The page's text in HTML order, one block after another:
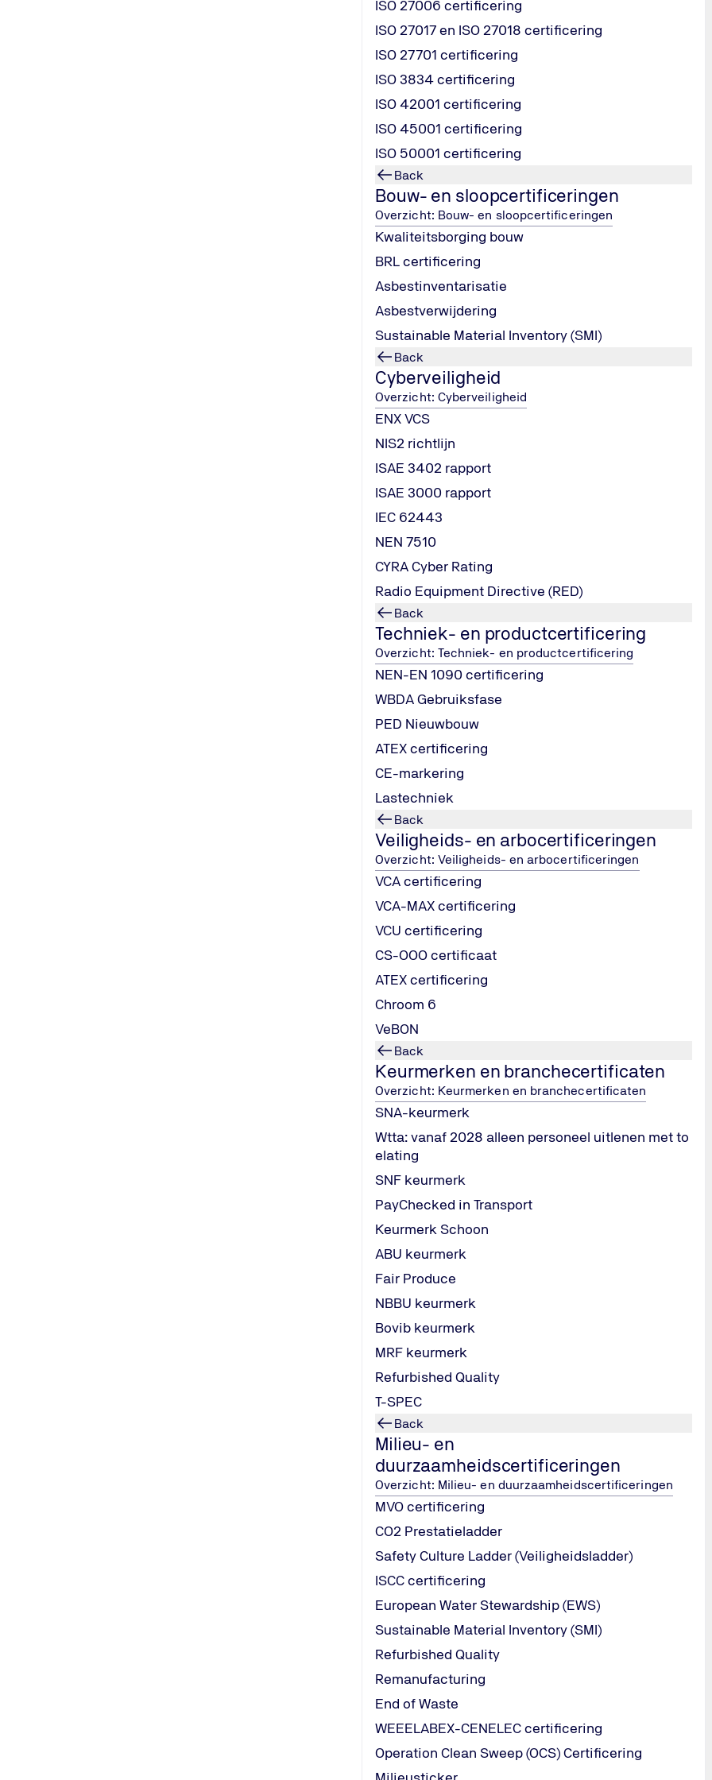
ISO 27006 certificering
ISO 27017 en ISO 27018 certificering
ISO 27701 certificering
ISO 3834 certificering
ISO 42001 certificering
ISO 45001 certificering
ISO 50001 certificering
Back
Bouw- en sloopcertificeringen
Overzicht: Bouw- en sloopcertificeringen
Kwaliteitsborging bouw
BRL certificering
Asbestinventarisatie
Asbestverwijdering
Sustainable Material Inventory (SMI)
Back
Cyberveiligheid
Overzicht: Cyberveiligheid
ENX VCS
NIS2 richtlijn
ISAE 3402 rapport
ISAE 3000 rapport
IEC 62443
NEN 7510
CYRA Cyber Rating
Radio Equipment Directive (RED)
Back
Techniek- en productcertificering
Overzicht: Techniek- en productcertificering
NEN-EN 1090 certificering
WBDA Gebruiksfase
PED Nieuwbouw
ATEX certificering
CE-markering
Lastechniek
Back
Veiligheids- en arbocertificeringen
Overzicht: Veiligheids- en arbocertificeringen
VCA certificering
VCA-MAX certificering
VCU certificering
CS-OOO certificaat
ATEX certificering
Chroom 6
VeBON
Back
Keurmerken en branchecertificaten
Overzicht: Keurmerken en branchecertificaten
SNA-keurmerk
Wtta: vanaf 2028 alleen personeel uitlenen met to
elating
SNF keurmerk
PayChecked in Transport
Keurmerk Schoon
ABU keurmerk
Fair Produce
NBBU keurmerk
Bovib keurmerk
MRF keurmerk
Refurbished Quality
T-SPEC
Back
Milieu- en
duurzaamheidscertificeringen
Overzicht: Milieu- en duurzaamheidscertificeringen
MVO certificering
CO2 Prestatieladder
Safety Culture Ladder (Veiligheidsladder)
ISCC certificering
European Water Stewardship (EWS)
Sustainable Material Inventory (SMI)
Refurbished Quality
Remanufacturing
End of Waste
WEEELABEX-CENELEC certificering
Operation Clean Sweep (OCS) Certificering
Kunnen bedrijven voldoen aan nationale én internationale eisen voor veilig werken
Met ISO 45001 vergroot je de medewerkerstevredenheid, versterk je je reputatie en voldoe je aantoonbaar aan de
Een ISO 45001-certificaat laat zien dat een organisatie veilig en verantwoord werkt en voldoet aan de wettelijke
Minder ongevallen en verzuim door systematisch risicobeheer
Meer vertrouwen bij medewerkers, opdrachtgevers en toezichthouders
Internationaal erkend certificaat dat commerciële kansen vergroot
Minder inspecties door de Nederlandse Arbeidsinspectie bij aantoonbaar gecertificeerde bedrijven
Met ISO 45001 draagt een organisatie zichtbaar bij aan gezonde en veilige werkplekken én aan de continuïteit van de
Stap 2
Vooronderzoek (optioneel)
Een quickscan of gap-analyse om inzicht te
: Gericht op haalbare verbeteringen, niet op zoeken naar fouten.
: Combineer ISO 45001 eenvoudig met ISO 9001, ISO 14001 of VCA.
: Onafhankelijke, deskundige auditors met kennis van jouw sector.
Antwoorden op veelgestelde vragen
Wat is ISO 45001 certificering?
Voor wie is ISO 45001 geschikt?
Hoe verhoudt ISO 45001 zich tot VCA?
Hoe lang is een ISO 45001 certificaat geldig?
Hoe verloopt het certificeringsproces?
Welke voordelen heeft ISO 45001 voor een organisatie?
Hoe kan ISO 45001 worden gecombineerd met andere
Is ISO 45001 verplicht?
Wie mag ISO 45001 certificeren?